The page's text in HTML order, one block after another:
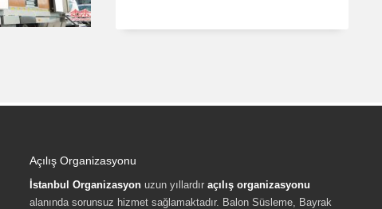
Açılış Organizasyonu
İstanbul Organizasyon uzun yıllardır açılış organizasyonu
alanında sorunsuz hizmet sağlamaktadır. Balon Süsleme, Bayrak